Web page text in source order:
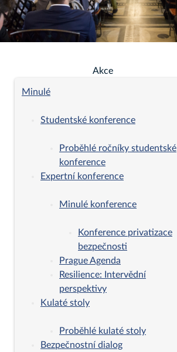
Akce
Minulé
Studentské konference
Proběhlé ročníky studentské
konference
Expertní konference
Minulé konference
Konference privatizace
bezpečnosti
Prague Agenda
Resilience: Intervědní
perspektivy
Kulaté stoly
Proběhlé kulaté stoly
Bezpečnostní dialog